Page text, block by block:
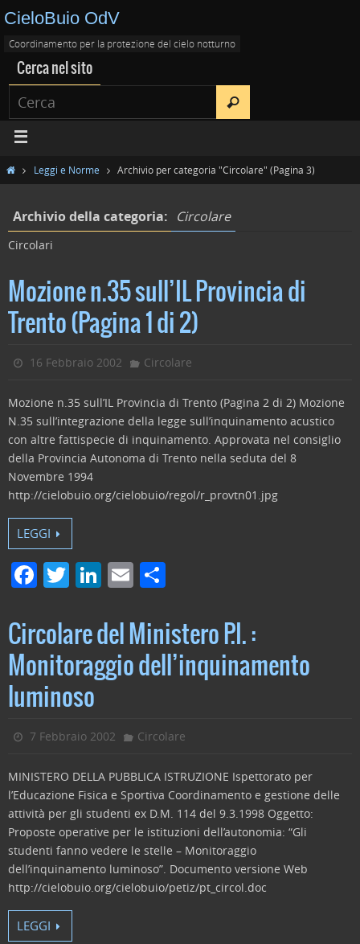
CieloBuio OdV
Coordinamento per la protezione del cielo notturno
Cerca nel sito
Leggi e Norme Archivio per categoria "Circolare" (Pagina 3)
Archivio della categoria: Circolare
Circolari
Mozione n.35 sull’IL Provincia di
Trento (Pagina 1 di 2)
16 Febbraio 2002 Circolare
Mozione n.35 sull’IL Provincia di Trento (Pagina 2 di 2) Mozione
N.35 sull’integrazione della legge sull’inquinamento acustico
con altre fattispecie di inquinamento. Approvata nel consiglio
della Provincia Autonoma di Trento nella seduta del 8
Novembre 1994
http://cielobuio.org/cielobuio/regol/r_provtn01.jpg
LEGGI
F
c
e
b
o
o
T
itt
er
Li
k
e
dI
E
ai
l
n
di
vi
Circolare del Ministero P.I. :
Monitoraggio dell’inquinamento
luminoso
7 Febbraio 2002 Circolare
MINISTERO DELLA PUBBLICA ISTRUZIONE Ispettorato per
l’Educazione Fisica e Sportiva Coordinamento e gestione delle
attività per gli studenti ex D.M. 114 del 9.3.1998 Oggetto:
Proposte operative per le istituzioni dell’autonomia: “Gli
studenti fanno vedere le stelle – Monitoraggio
dell’inquinamento luminoso”. Documento versione Web
http://cielobuio.org/cielobuio/petiz/pt_circol.doc
LEGGI